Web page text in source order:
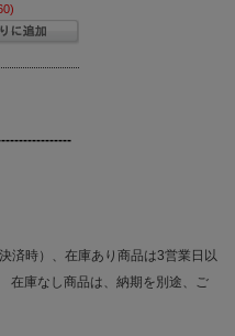
済時）、在庫あり商品は3営業日以
在庫なし商品は、納期を別途、ご